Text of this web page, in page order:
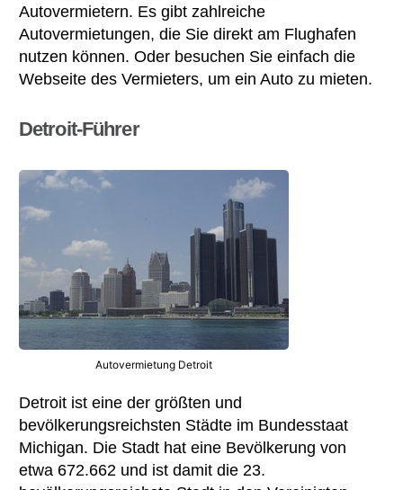
Autovermietern. Es gibt zahlreiche
Autovermietungen, die Sie direkt am Flughafen
nutzen können. Oder besuchen Sie einfach die
Webseite des Vermieters, um ein Auto zu mieten.
Detroit-Führer
Autovermietung Detroit
Detroit ist eine der größten und
bevölkerungsreichsten Städte im Bundesstaat
Michigan. Die Stadt hat eine Bevölkerung von
etwa 672.662 und ist damit die 23.